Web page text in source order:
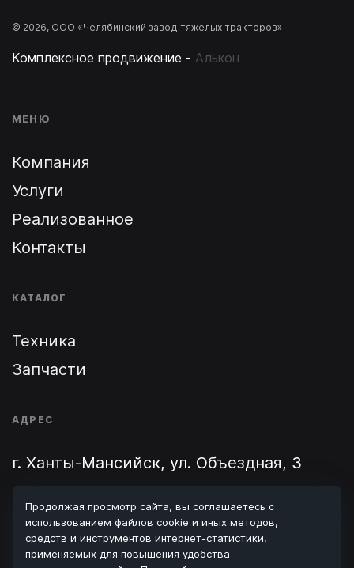
© 2026, ООО «Челябинский завод тяжелых тракторов»
Комплексное продвижение - Алькон
МЕНЮ
Компания
Услуги
Реализованное
Контакты
КАТАЛОГ
Техника
Запчасти
АДРЕС
г. Ханты-Мансийск, ул. Объездная, 3
8 (346) 731-08-70/ 8 900 062 24 48
Продолжая просмотр сайта, вы соглашаетесь с
использованием файлов cookie и иных методов,
средств и инструментов интернет-статистики,
применяемых для повышения удобства